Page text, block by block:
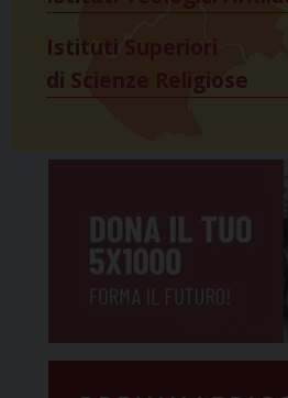
Istituti Superiori
di Scienze Religiose